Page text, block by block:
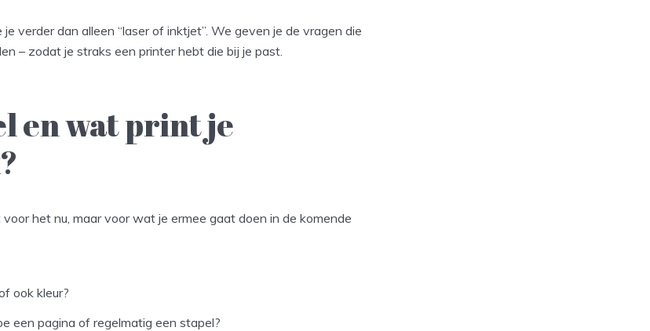
verder dan alleen “laser of inktjet”. We geven je de vragen die
– zodat je straks een printer hebt die bij je past.
en wat print je
voor het nu, maar voor wat je ermee gaat doen in de komende
ook kleur?
een pagina of regelmatig een stapel?